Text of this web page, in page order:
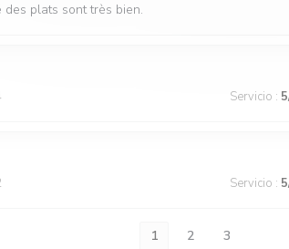
plats sont très bien.
Servicio : 5
Servicio : 5
1 2 3